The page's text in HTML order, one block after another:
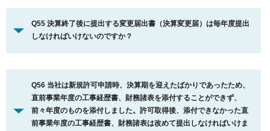
Q55 決算終了後に提出する変更届出書（決算変更届）は毎年度提出
しなければいけないのですか？
Q56 当社は新規許可申請時、決算期を迎えたばかりであったため、
直前事業年度の工事経歴書、財務諸表を添付することができず、
前々年度のものを添付しました。許可取得後、添付できなかった直
前事業年度の工事経歴書、財務諸表は改めて提出しなければいけま